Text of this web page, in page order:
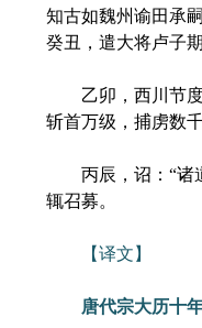
知古如魏州谕田承
癸丑，遣大将卢子
乙卯，西川节度
斩首万级，捕虏数千
丙辰，诏：“诸
辄召募。
【译文】
唐代宗大历十